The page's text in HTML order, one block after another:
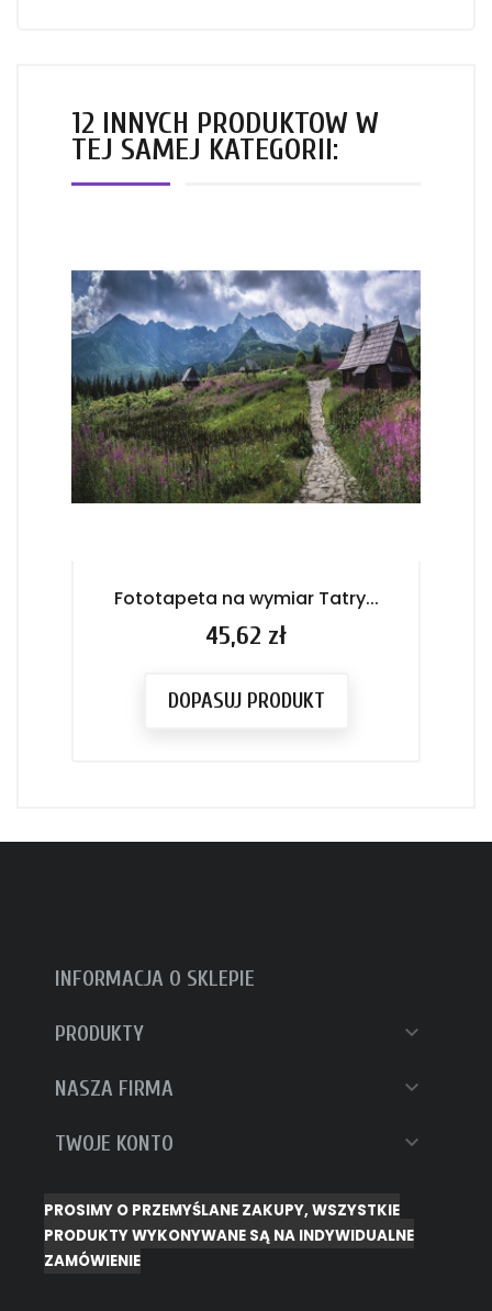
12 INNYCH PRODUKTÓW W
TEJ SAMEJ KATEGORII:
Fototapeta na wymiar Tatry...
Cena
45,62 zł
DOPASUJ PRODUKT
INFORMACJA O SKLEPIE
PRODUKTY 
NASZA FIRMA 
TWOJE KONTO 
PROSIMY O PRZEMYŚLANE ZAKUPY, WSZYSTKIE
PRODUKTY WYKONYWANE SĄ NA INDYWIDUALNE
ZAMÓWIENIE